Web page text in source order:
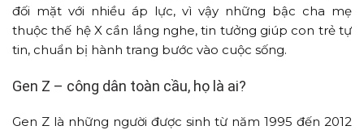
đối mặt với nhiều áp lực, vì vậy những bậc cha mẹ
thuộc thế hệ X cần lắng nghe, tin tưởng giúp con trẻ tự
tin, chuẩn bị hành trang bước vào cuộc sống.
Gen Z – công dân toàn cầu, họ là ai?
Gen Z là những người được sinh từ năm 1995 đến 2012